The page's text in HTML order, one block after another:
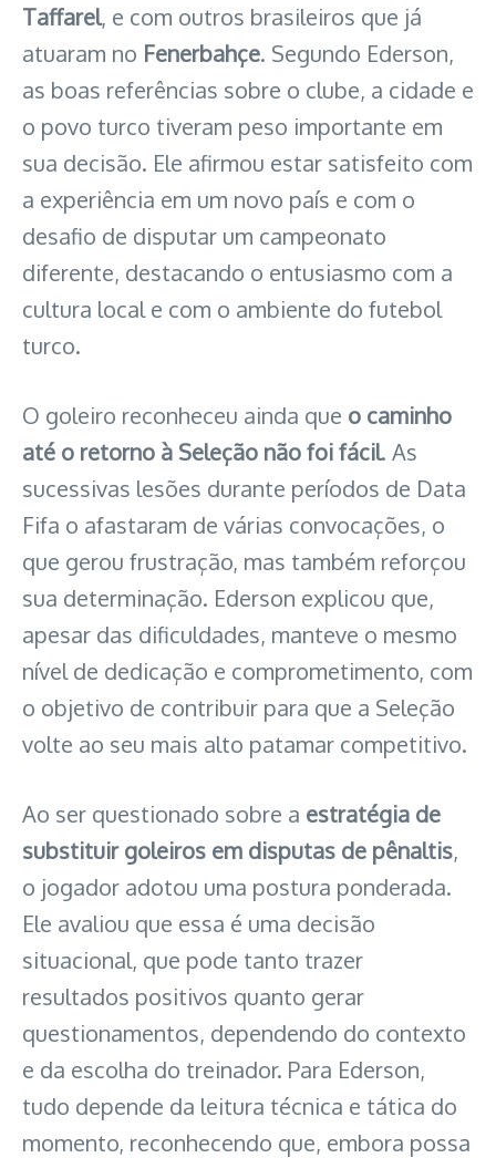
Taffarel, e com outros brasileiros que já
atuaram no Fenerbahçe. Segundo Ederson,
as boas referências sobre o clube, a cidade e
o povo turco tiveram peso importante em
sua decisão. Ele afirmou estar satisfeito com
a experiência em um novo país e com o
desafio de disputar um campeonato
diferente, destacando o entusiasmo com a
cultura local e com o ambiente do futebol
turco.
O goleiro reconheceu ainda que o caminho
até o retorno à Seleção não foi fácil. As
sucessivas lesões durante períodos de Data
Fifa o afastaram de várias convocações, o
que gerou frustração, mas também reforçou
sua determinação. Ederson explicou que,
apesar das dificuldades, manteve o mesmo
nível de dedicação e comprometimento, com
o objetivo de contribuir para que a Seleção
volte ao seu mais alto patamar competitivo.
Ao ser questionado sobre a estratégia de
substituir goleiros em disputas de pênaltis,
o jogador adotou uma postura ponderada.
Ele avaliou que essa é uma decisão
situacional, que pode tanto trazer
resultados positivos quanto gerar
questionamentos, dependendo do contexto
e da escolha do treinador. Para Ederson,
tudo depende da leitura técnica e tática do
momento, reconhecendo que, embora possa